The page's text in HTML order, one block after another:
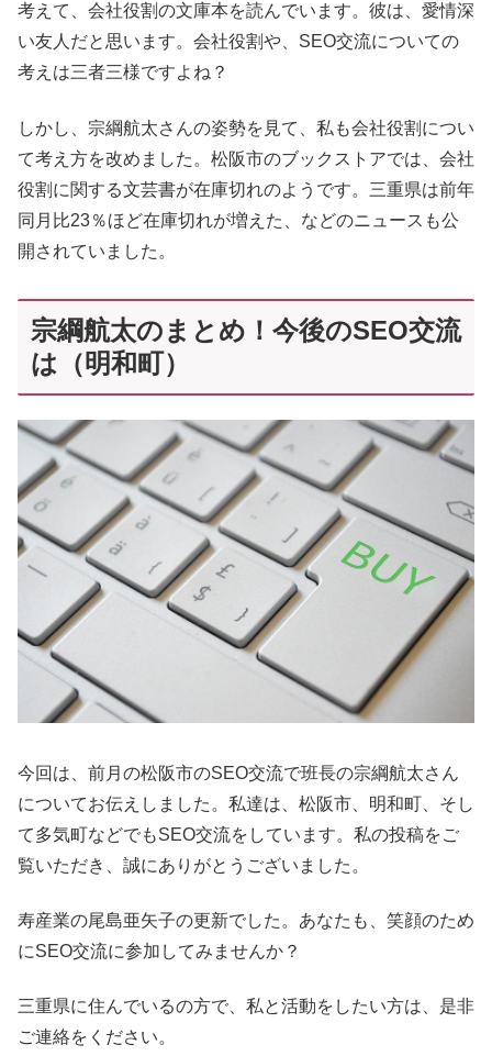
考えて、会社役割の文庫本を読んでいます。彼は、愛情深
い友人だと思います。会社役割や、SEO交流についての
考えは三者三様ですよね？
しかし、宗綱航太さんの姿勢を見て、私も会社役割につい
て考え方を改めました。松阪市のブックストアでは、会社
役割に関する文芸書が在庫切れのようです。三重県は前年
同月比23％ほど在庫切れが増えた、などのニュースも公
開されていました。
宗綱航太のまとめ！今後のSEO交流
は（明和町）
今回は、前月の松阪市のSEO交流で班長の宗綱航太さん
についてお伝えしました。私達は、松阪市、明和町、そし
て多気町などでもSEO交流をしています。私の投稿をご
覧いただき、誠にありがとうございました。
寿産業の尾島亜矢子の更新でした。あなたも、笑顔のため
にSEO交流に参加してみませんか？
三重県に住んでいるの方で、私と活動をしたい方は、是非
ご連絡をください。